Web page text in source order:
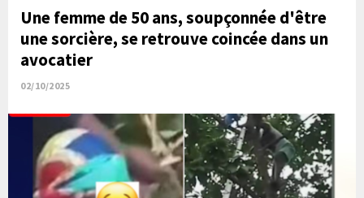
Une femme de 50 ans, soupçonnée d'être
une sorcière, se retrouve coincée dans un
avocatier
02/10/2025